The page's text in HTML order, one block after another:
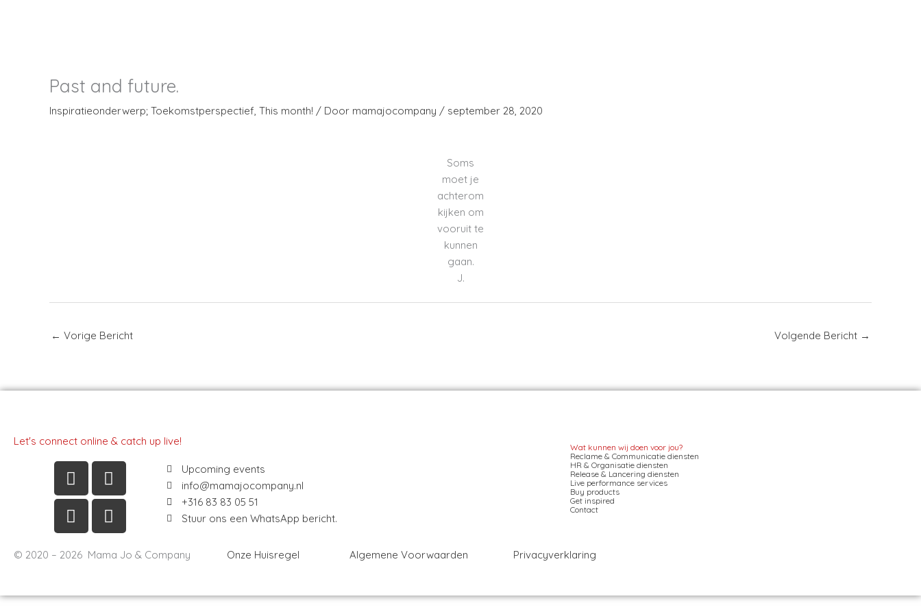
Past and future.
Inspiratieonderwerp; Toekomstperspectief, This month! / Door mamajocompany / september 28, 2020
Soms
moet je
achterom
kijken om
vooruit te
kunnen
gaan.
J.
← Vorige Bericht Volgende Bericht →
Let's connect online & catch up live!
InstagramFacebook
LinkedinYoutube
Upcoming events
info@mamajocompany.nl
+316 83 83 05 51
Stuur ons een WhatsApp bericht.
Wat kunnen wij doen voor jou?
Reclame & Communicatie diensten
HR & Organisatie diensten
Release & Lancering diensten
Live performance services
Buy products
Get inspired
Contact
© 2020 – 2026 Mama Jo & Company Onze Huisregel Algemene Voorwaarden Privacyverklaring